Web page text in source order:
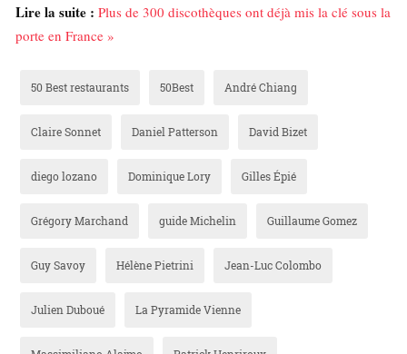
Lire la suite : Plus de 300 discothèques ont déjà mis la clé sous la
porte en France »
50 Best restaurants 50Best André Chiang
Claire Sonnet Daniel Patterson David Bizet
diego lozano Dominique Lory Gilles Épié
Grégory Marchand guide Michelin Guillaume Gomez
Guy Savoy Hélène Pietrini Jean-Luc Colombo
Julien Duboué La Pyramide Vienne